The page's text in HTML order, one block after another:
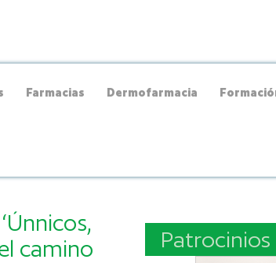
Farmacias Dermofarmacia
camino
Patrocinios